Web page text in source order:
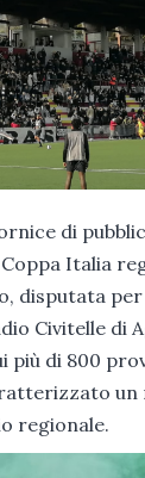
di
Italia
disputata
Civitelle di
più di 800
regionale.